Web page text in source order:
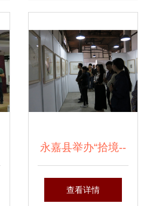
永嘉县举办“拾境--
养拙堂时缘展”民间
查看详情